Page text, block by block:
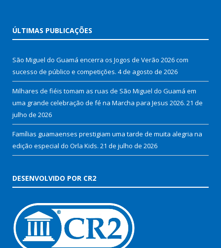
ÚLTIMAS PUBLICAÇÕES
São Miguel do Guamá encerra os Jogos de Verão 2026 com
sucesso de público e competições. 4 de agosto de 2026
Milhares de fiéis tomam as ruas de São Miguel do Guamá em
uma grande celebração de fé na Marcha para Jesus 2026. 21 de
julho de 2026
Famílias guamaenses prestigiam uma tarde de muita alegria na
edição especial do Orla Kids. 21 de julho de 2026
DESENVOLVIDO POR CR2